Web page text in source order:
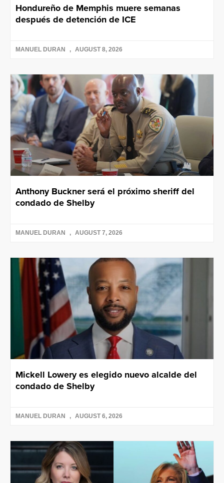
Hondureño de Memphis muere semanas
después de detención de ICE
MANUEL DURAN AUGUST 8, 2026
Anthony Buckner será el próximo sheriff del
condado de Shelby
MANUEL DURAN AUGUST 7, 2026
Mickell Lowery es elegido nuevo alcalde del
condado de Shelby
MANUEL DURAN AUGUST 6, 2026